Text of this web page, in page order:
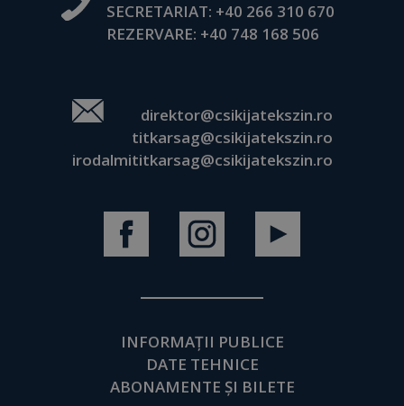
SECRETARIAT: +40 266 310 670
REZERVARE: +40 748 168 506
direktor@csikijatekszin.ro
titkarsag@csikijatekszin.ro
irodalmititkarsag@csikijatekszin.ro
INFORMAȚII PUBLICE
DATE TEHNICE
ABONAMENTE ȘI BILETE